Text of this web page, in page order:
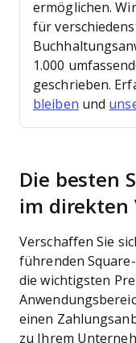
ermöglichen.
für
1.000
geschrieben.
bleiben und
Die besten
im direkten
Verschaffen Sie
führenden
die wichtigsten
einen
zu Ihrem